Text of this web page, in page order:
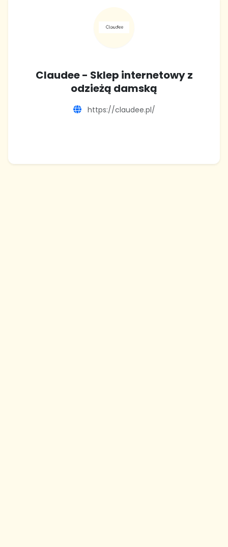
Claudee - Sklep internetowy z
odzieżą damską
https://claudee.pl/